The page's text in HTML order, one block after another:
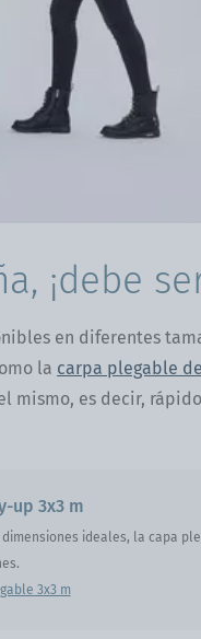
¡debe
en diferentes
la carpa plegable
mismo, es decir,
up 3x3 m
ideales, la capa
3x3 m